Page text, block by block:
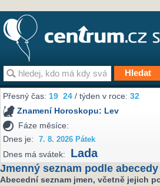
Přesný čas:19 24 / týden v roce:32
Znamení Horoskopu: Lev
Fáze měsíce:
Dnes je:
7. 8. 2026 Pátek
Dnes má svátek: Lada
Jmenný seznam podle abecedy
Abecední seznam jmen, včetně jejich